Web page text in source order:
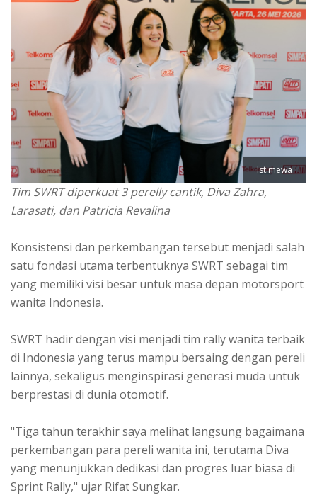
Istimewa
Tim SWRT diperkuat 3 perelly cantik, Diva Zahra,
Larasati, dan Patricia Revalina
Konsistensi dan perkembangan tersebut menjadi salah
satu fondasi utama terbentuknya SWRT sebagai tim
yang memiliki visi besar untuk masa depan motorsport
wanita Indonesia.
SWRT hadir dengan visi menjadi tim rally wanita terbaik
di Indonesia yang terus mampu bersaing dengan pereli
lainnya, sekaligus menginspirasi generasi muda untuk
berprestasi di dunia otomotif.
"Tiga tahun terakhir saya melihat langsung bagaimana
perkembangan para pereli wanita ini, terutama Diva
yang menunjukkan dedikasi dan progres luar biasa di
Sprint Rally," ujar Rifat Sungkar.